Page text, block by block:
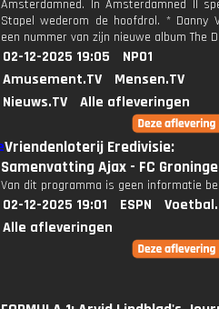
Amsterdamned. In Amsterdamned II
Stapel wederom de hoofdrol. * Danny
een nummer van zijn nieuwe album The
02-12-2025 19:05
NPO1
Amusement.TV
Mensen.TV
Nieuws.TV
Alle afleveringen
Vriendenloterij Eredivisie:
Samenvatting Ajax - FC
Van dit programma is geen informatie
02-12-2025 19:01 ESPN
Alle afleveringen